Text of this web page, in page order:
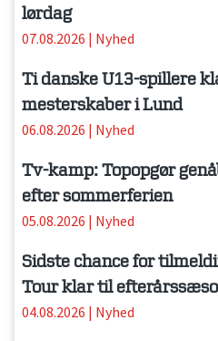
lørdag
07.08.2026 | Nyhed
Ti danske U13-spillere
mesterskaber i Lund
06.08.2026 | Nyhed
Tv-kamp: Topopgør
efter sommerferien
05.08.2026 | Nyhed
Sidste chance for
Tour klar til
04.08.2026 | Nyhed